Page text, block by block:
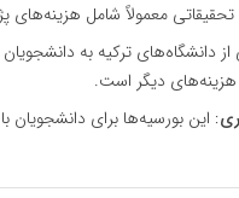
تحقیقاتی معمولاً شامل
دانشگاه‌های ترکیه به
دیگر است.
: این بورسیه‌ها برای دانشجویان